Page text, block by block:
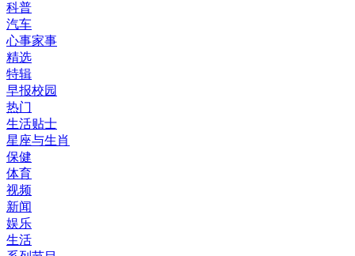
科普
汽车
心事家事
精选
特辑
早报校园
热门
生活贴士
星座与生肖
保健
体育
视频
新闻
娱乐
生活